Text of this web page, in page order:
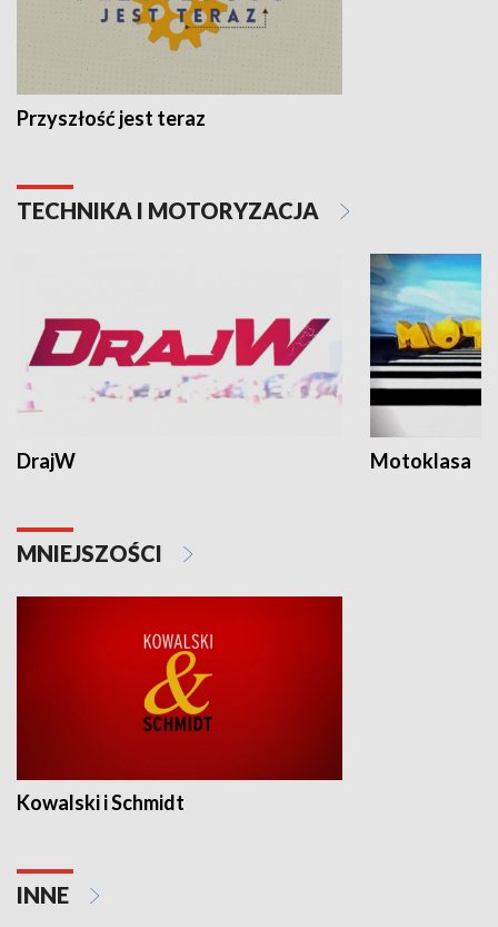
Przyszłość jest teraz
TECHNIKA I MOTORYZACJA
DrajW Motoklasa
MNIEJSZOŚCI
Kowalski i Schmidt
INNE